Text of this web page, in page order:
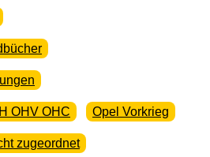
OHV OHC Opel Vorkrieg
zugeordnet